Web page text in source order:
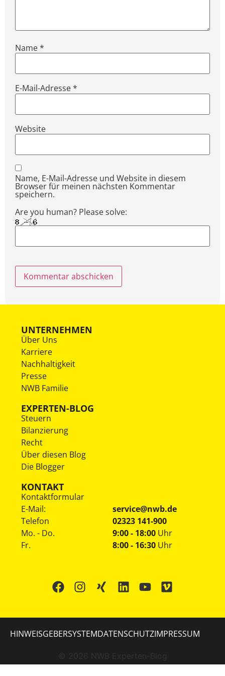
Name*
E-Mail-Adresse*
Website
Name, E-Mail-Adresse und Website in diesem
Browser für meinen nächsten Kommentar
speichern.
Are you human? Please solve:
UNTERNEHMEN
Über Uns
Karriere
Nachhaltigkeit
Presse
NWB Familie
EXPERTEN-BLOG
Steuern
Bilanzierung
Recht
Über diesen Blog
Die Blogger
KONTAKT
Kontaktformular
E-Mail:
service@nwb.de
Telefon
02323 141-900
Mo. - Do.
Fr.
9:00 - 18:00 Uhr
8:00 - 16:30 Uhr
© 2026 NWB Experten-Blog
HINWEISGEBERSYSTEMDATENSCHUTZIMPRESSUM